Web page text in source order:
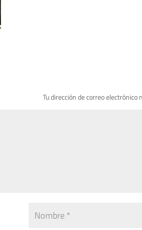
Tu dirección de correo electrónico